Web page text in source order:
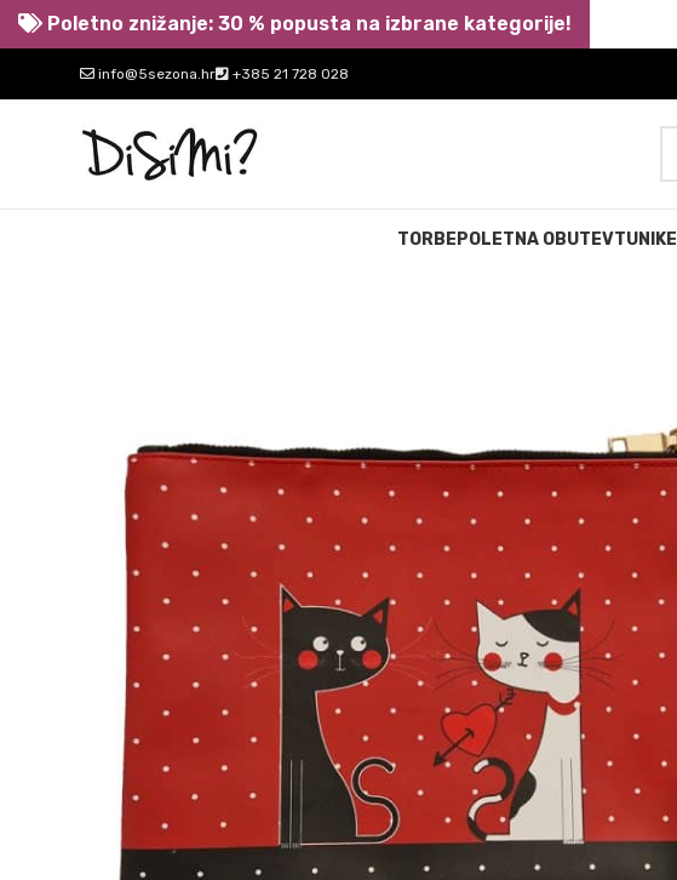
info@5sezona.hr +385 21 728 028
TORBE POLETNA OBUTEVTUNIKE
Poletno znižanje: 30 % popusta na izbrane kategorije!